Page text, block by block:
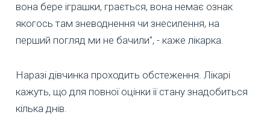
вона бере іграшки, грається, вона немає ознак
якогось там зневоднення чи знесилення, на
перший погляд ми не бачили", - каже лікарка.
Наразі дівчинка проходить обстеження. Лікарі
кажуть, що для повної оцінки її стану знадобиться
кілька днів.